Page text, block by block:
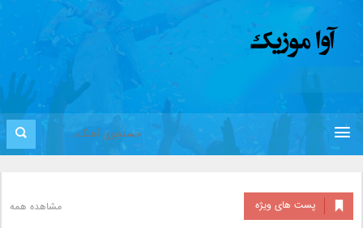
پست های ویژه مشاهده همه